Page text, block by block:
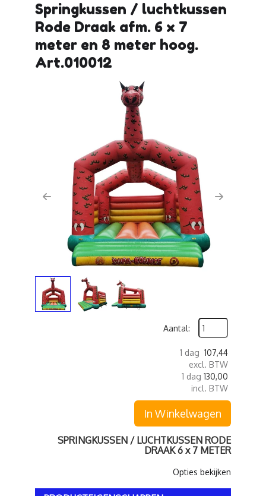
Springkussen / luchtkussen
Rode Draak afm. 6 x 7
meter en 8 meter hoog.
Art.010012
Previous Next
Aantal:
1 dag 107,44
excl. BTW
1 dag 130,00
incl. BTW
In Winkelwagen
SPRINGKUSSEN / LUCHTKUSSEN RODE
DRAAK 6 x 7 METER
Opties bekijken